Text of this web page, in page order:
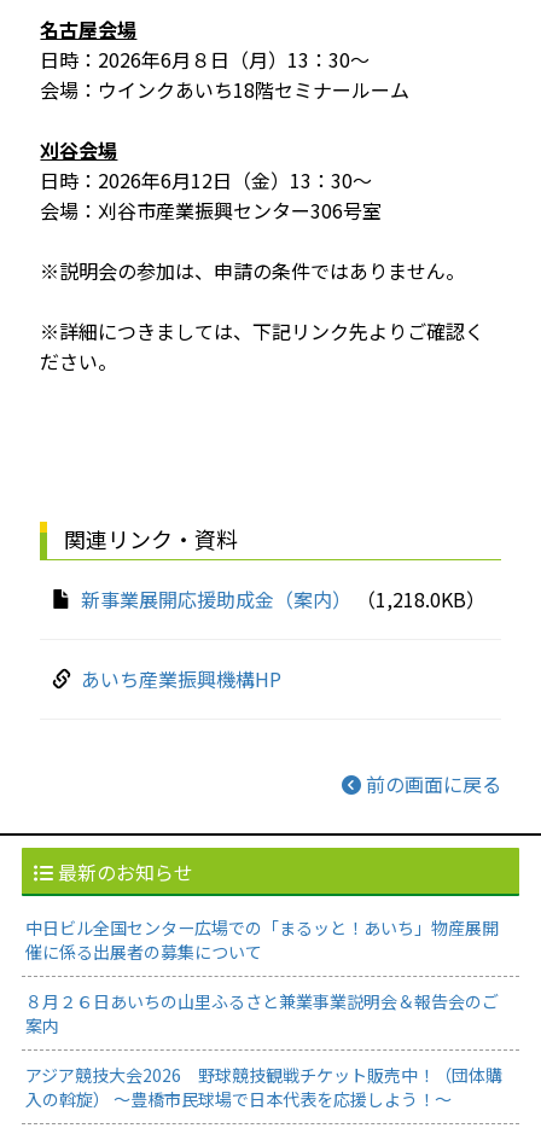
名古屋会場
日時：2026年6月８日（月）13：30～
会場：ウインクあいち18階セミナールーム
刈谷会場
日時：2026年6月12日（金）13：30～
会場：刈谷市産業振興センター306号室
※説明会の参加は、申請の条件ではありません。
※詳細につきましては、下記リンク先よりご確認く
ださい。
関連リンク・資料
新事業展開応援助成金（案内） （1,218.0KB）
あいち産業振興機構HP
前の画面に戻る
最新のお知らせ
中日ビル全国センター広場での「まるッと！あいち」物産展開
催に係る出展者の募集について
８月２６日あいちの山里ふるさと兼業事業説明会＆報告会のご
案内
アジア競技大会2026 野球競技観戦チケット販売中！（団体購
入の斡旋） ～豊橋市民球場で日本代表を応援しよう！～